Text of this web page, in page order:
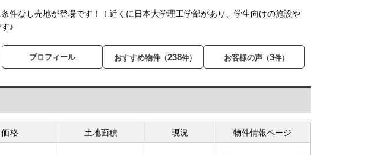
件なし売地が登場です！！近くに日本大学理工学部があり、学生向けの施設や
♪
プロフィール おすすめ物件 （238件） お客様の声（3件）
価格 土地面積 現況 物件情報ページ